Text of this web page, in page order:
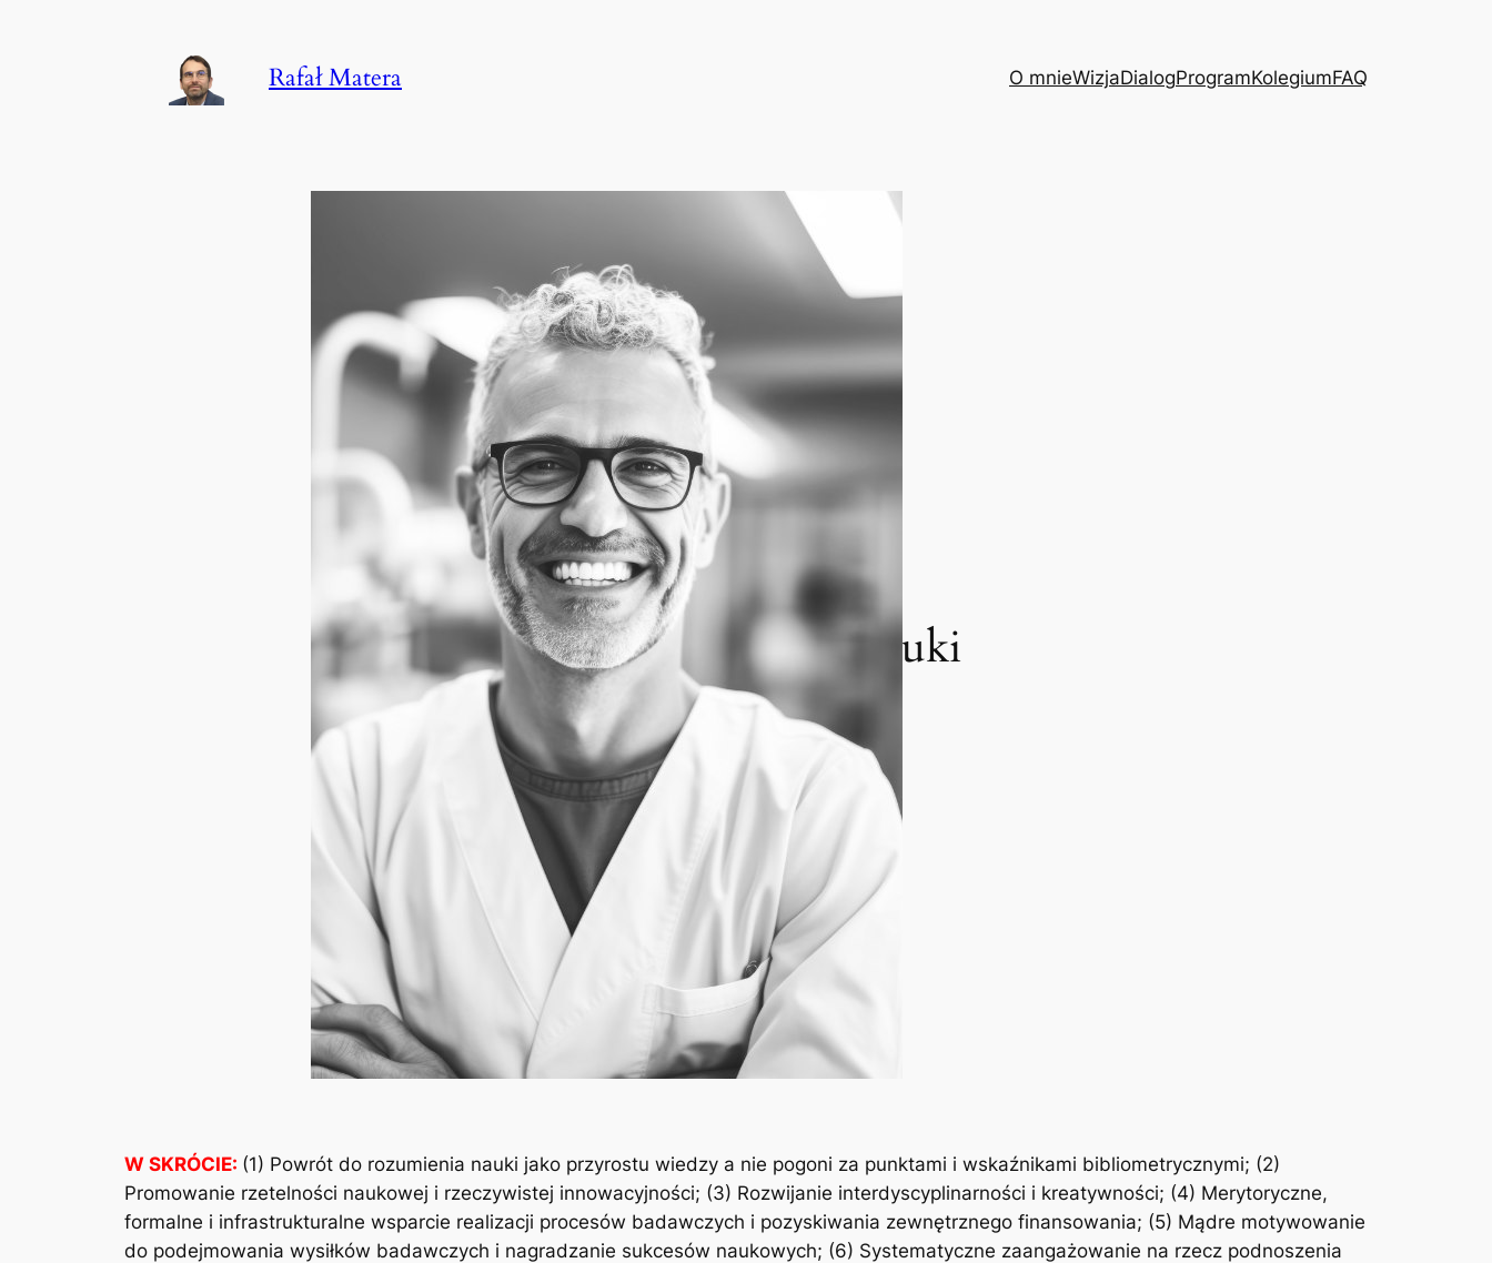
Rafał Matera O mnieWizjaDialogProgramKolegiumFAQ
Moc Nauki
W SKRÓCIE: (1) Powrót do rozumienia nauki jako przyrostu wiedzy a nie pogoni za punktami i wskaźnikami bibliometrycznymi; (2)
Promowanie rzetelności naukowej i rzeczywistej innowacyjności; (3) Rozwijanie interdyscyplinarności i kreatywności; (4) Merytoryczne,
formalne i infrastrukturalne wsparcie realizacji procesów badawczych i pozyskiwania zewnętrznego finansowania; (5) Mądre motywowanie
do podejmowania wysiłków badawczych i nagradzanie sukcesów naukowych; (6) Systematyczne zaangażowanie na rzecz podnoszenia